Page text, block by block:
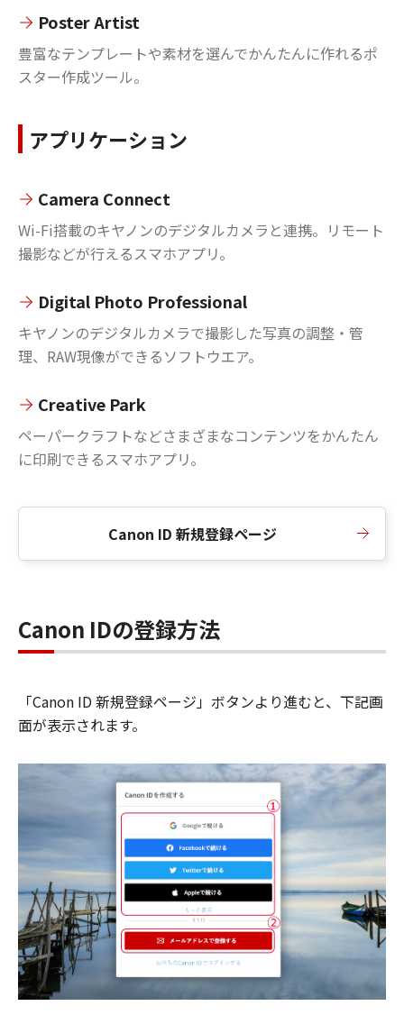
Poster Artist
豊富なテンプレートや素材を選んでかんたんに作れるポ
スター作成ツール。
アプリケーション
Camera Connect
Wi-Fi搭載のキヤノンのデジタルカメラと連携。リモート
撮影などが行えるスマホアプリ。
Digital Photo Professional
キヤノンのデジタルカメラで撮影した写真の調整・管
理、RAW現像ができるソフトウエア。
Creative Park
ペーパークラフトなどさまざまなコンテンツをかんたん
に印刷できるスマホアプリ。
Canon ID 新規登録ページ
Canon IDの登録方法
「Canon ID 新規登録ページ」ボタンより進むと、下記画
面が表示されます。